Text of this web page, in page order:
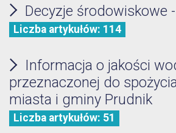
Decyzje środowiskowe
Liczba artykułów: 114
Informacja o jakości
przeznaczonej do
miasta i gminy Prudnik
Liczba artykułów: 51